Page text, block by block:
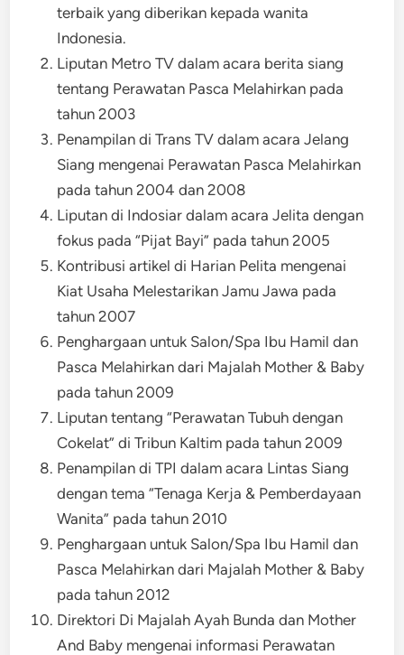
terbaik yang diberikan kepada wanita
Indonesia.
Liputan Metro TV dalam acara berita siang
tentang Perawatan Pasca Melahirkan pada
tahun 2003
Penampilan di Trans TV dalam acara Jelang
Siang mengenai Perawatan Pasca Melahirkan
pada tahun 2004 dan 2008
Liputan di Indosiar dalam acara Jelita dengan
fokus pada “Pijat Bayi” pada tahun 2005
Kontribusi artikel di Harian Pelita mengenai
Kiat Usaha Melestarikan Jamu Jawa pada
tahun 2007
Penghargaan untuk Salon/Spa Ibu Hamil dan
Pasca Melahirkan dari Majalah Mother & Baby
pada tahun 2009
Liputan tentang “Perawatan Tubuh dengan
Cokelat” di Tribun Kaltim pada tahun 2009
Penampilan di TPI dalam acara Lintas Siang
dengan tema “Tenaga Kerja & Pemberdayaan
Wanita” pada tahun 2010
Penghargaan untuk Salon/Spa Ibu Hamil dan
Pasca Melahirkan dari Majalah Mother & Baby
pada tahun 2012
Direktori Di Majalah Ayah Bunda dan Mother
And Baby mengenai informasi Perawatan